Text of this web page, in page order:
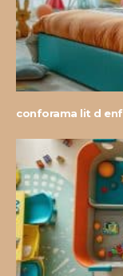
conforama lit d